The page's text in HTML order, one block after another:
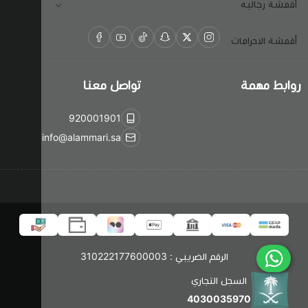
قطيفه
شمواه
شيفون
استرتش
دانتيل
رايون سهرات
أقمشة جوبير
اكسسوارات
قيطان
قطع ساده
أقمشة رجاليه
عرض الكل
أقمشة الاحرامات
روابط مهمة تواصل معنا
920001901
info@alammari.sa
السجل التجاري
4030035970
الرقم الضريبي : 310222177600003